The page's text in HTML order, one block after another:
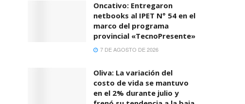
Oncativo: Entregaron
netbooks al IPET N° 54 en el
marco del programa
provincial «TecnoPresente»
7 DE AGOSTO DE 2026
Oliva: La variación del
costo de vida se mantuvo
en el 2% durante julio y